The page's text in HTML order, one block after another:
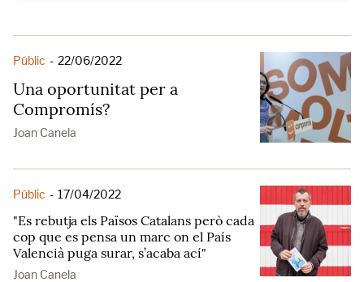
Públic - 22/06/2022
Una oportunitat per a
Compromís?
Joan Canela
Públic - 17/04/2022
"Es rebutja els Països Catalans però cada
cop que es pensa un marc on el País
Valencià puga surar, s’acaba ací"
Joan Canela